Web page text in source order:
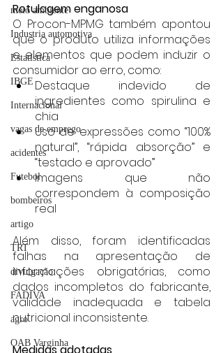
meio ambiente
Industria automotiva
Estatística
IBGE
Internacional
vagas de emprego
acidentes
Futebol
bombeiros
artigo
TRT
divulgação
FADIVA
agro
OAB Varginha
Rotulagem enganosa
O Procon-MPMG também apontou
que o produto utiliza informações
e elementos que podem induzir o
consumidor ao erro, como:
Destaque indevido de
ingredientes como spirulina e
chia
Uso de expressões como “100%
natural”, “rápida absorção” e
“testado e aprovado”
Imagens que não
correspondem à composição
real
Além disso, foram identificadas
falhas na apresentação de
informações obrigatórias, como
dados incompletos do fabricante,
validade inadequada e tabela
nutricional inconsistente.